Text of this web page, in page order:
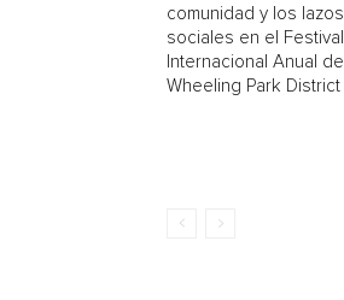
comunidad y los lazos
sociales en el Festival
Internacional Anual del
Wheeling Park District